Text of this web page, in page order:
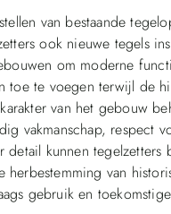
van bestaande
ook nieuwe tegels
om moderne
toe te voegen terwijl de
van het gebouw
vakmanschap, respect
detail kunnen tegelzetters
herbestemming van
gebruik en